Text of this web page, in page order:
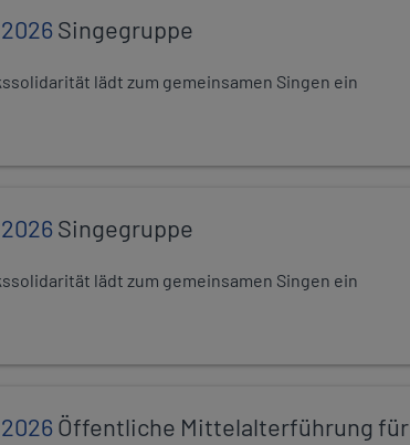
Singegruppe
lädt zum gemeinsamen Singen ein
Singegruppe
lädt zum gemeinsamen Singen ein
Öffentliche Mittelalterführung für